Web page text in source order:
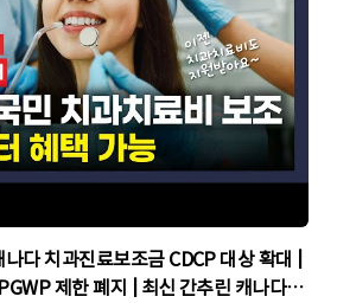
다 치과진료보조금 CDCP 대상 확대 |
제한 폐지 | 최신 간추린 캐나다뉴